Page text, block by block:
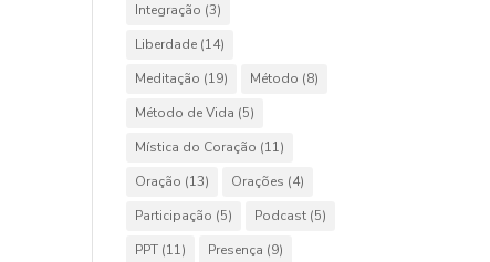
Integração (3)
Liberdade (14)
Meditação (19) Método (8)
Método de Vida (5)
Mística do Coração (11)
Oração (13) Orações (4)
Participação (5) Podcast (5)
PPT (11) Presença (9)